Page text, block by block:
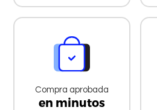
Compra aprobada
en minutos